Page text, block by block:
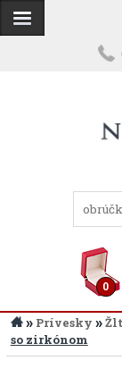
0
» Prívesky »
so zirkónom